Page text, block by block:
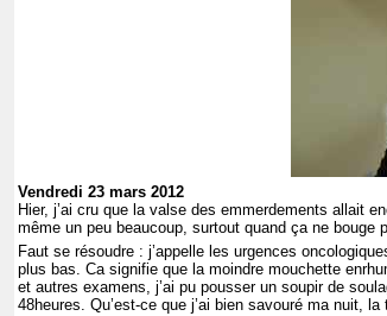
Vendredi 23 mars 2012
Hier, j’ai cru que la valse des emmerdements allait
même un peu beaucoup, surtout quand ça ne bouge
Faut se résoudre : j’appelle les urgences
plus bas. Ca signifie que la moindre mouchette
et autres examens, j’ai pu pousser un soupir de
48heures. Qu’est-ce que j’ai bien savouré ma nuit,